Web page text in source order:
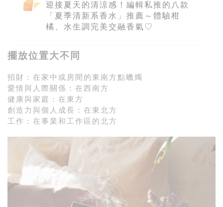
迎接夏天的清涼感！編輯私推的八款
「夏季清新系香水」推薦～體驗柑
橘、水生調完美交融香氣♡
擺放位置大不同
招財：在家中或房間的東南方點蠟燭
愛情與人際關係：在西南方
健康與家庭：在東方
創造力與個人成長：在東北方
工作：在事業和工作區的北方